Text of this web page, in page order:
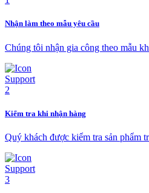
Nhận làm theo mẫu yêu cầu
Chúng tôi nhận gia công theo mẫu
Kiểm tra khi nhận hàng
Quý khách được kiểm tra sản phẩm